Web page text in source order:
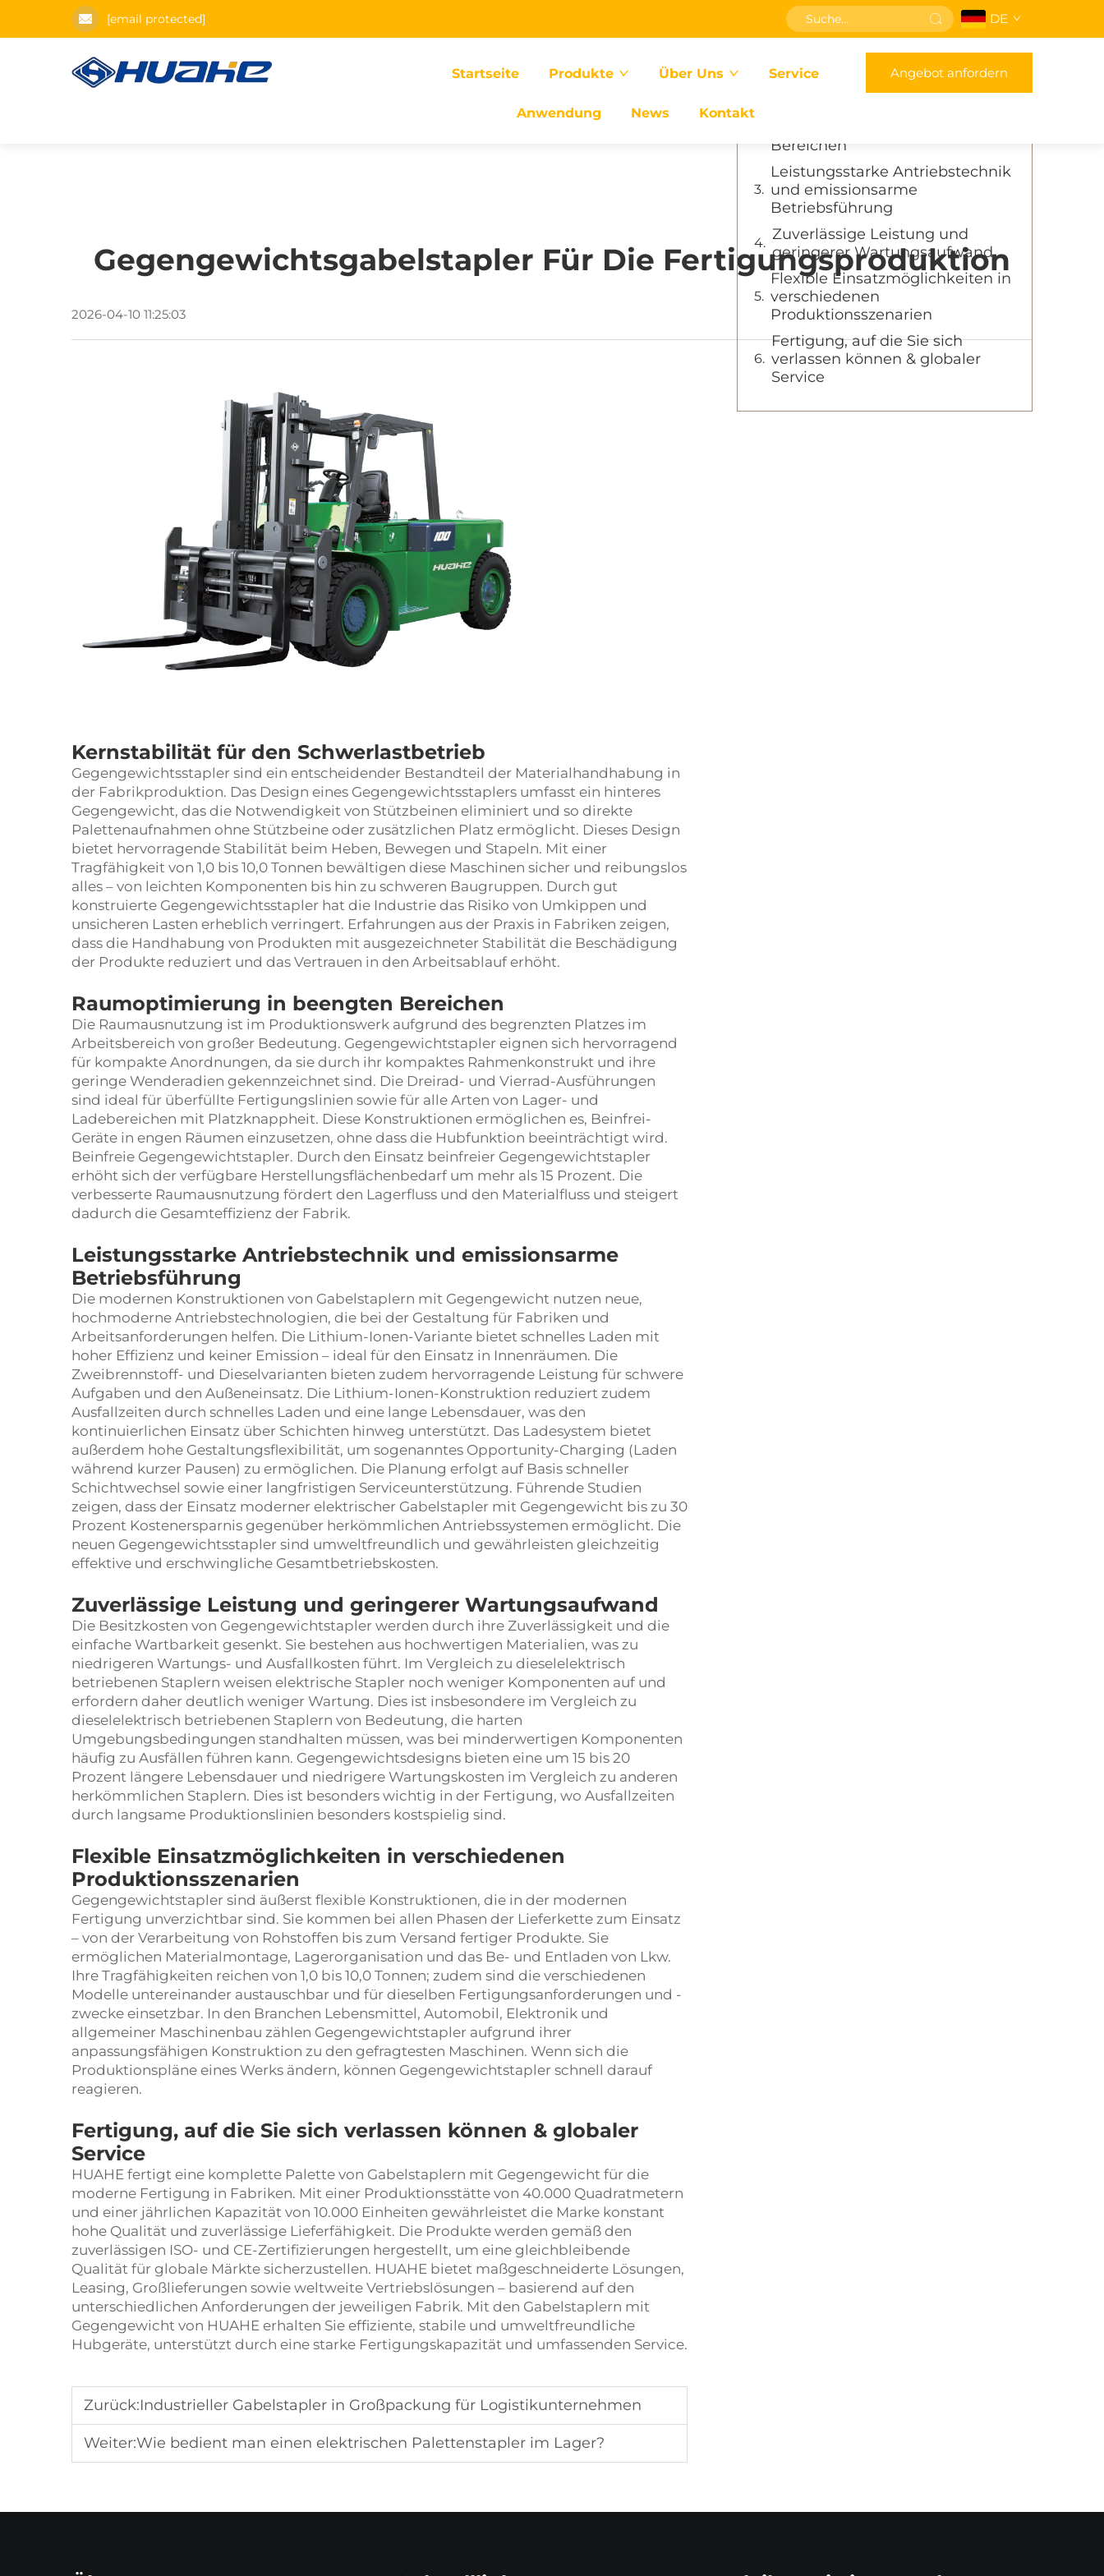
[email protected] DE
Startseite Produkte Über Uns Service
Anwendung News Kontakt
Angebot anfordern
Gegengewichtsgabelstapler Für Die Fertigungsproduktion
2026-04-10 11:25:03
Kernstabilität für den Schwerlastbetrieb
Gegengewichtsstapler sind ein entscheidender Bestandteil der Materialhandhabung in
der Fabrikproduktion. Das Design eines Gegengewichtsstaplers umfasst ein hinteres
Gegengewicht, das die Notwendigkeit von Stützbeinen eliminiert und so direkte
Palettenaufnahmen ohne Stützbeine oder zusätzlichen Platz ermöglicht. Dieses Design
bietet hervorragende Stabilität beim Heben, Bewegen und Stapeln. Mit einer
Tragfähigkeit von 1,0 bis 10,0 Tonnen bewältigen diese Maschinen sicher und reibungslos
alles – von leichten Komponenten bis hin zu schweren Baugruppen. Durch gut
konstruierte Gegengewichtsstapler hat die Industrie das Risiko von Umkippen und
unsicheren Lasten erheblich verringert. Erfahrungen aus der Praxis in Fabriken zeigen,
dass die Handhabung von Produkten mit ausgezeichneter Stabilität die Beschädigung
der Produkte reduziert und das Vertrauen in den Arbeitsablauf erhöht.
Raumoptimierung in beengten Bereichen
Die Raumausnutzung ist im Produktionswerk aufgrund des begrenzten Platzes im
Arbeitsbereich von großer Bedeutung. Gegengewichtstapler eignen sich hervorragend
für kompakte Anordnungen, da sie durch ihr kompaktes Rahmenkonstrukt und ihre
geringe Wenderadien gekennzeichnet sind. Die Dreirad- und Vierrad-Ausführungen
sind ideal für überfüllte Fertigungslinien sowie für alle Arten von Lager- und
Ladebereichen mit Platzknappheit. Diese Konstruktionen ermöglichen es, Beinfrei-
Geräte in engen Räumen einzusetzen, ohne dass die Hubfunktion beeinträchtigt wird.
Beinfreie Gegengewichtstapler. Durch den Einsatz beinfreier Gegengewichtstapler
erhöht sich der verfügbare Herstellungsflächenbedarf um mehr als 15 Prozent. Die
verbesserte Raumausnutzung fördert den Lagerfluss und den Materialfluss und steigert
dadurch die Gesamteffizienz der Fabrik.
Leistungsstarke Antriebstechnik und emissionsarme
Betriebsführung
Die modernen Konstruktionen von Gabelstaplern mit Gegengewicht nutzen neue,
hochmoderne Antriebstechnologien, die bei der Gestaltung für Fabriken und
Arbeitsanforderungen helfen. Die Lithium-Ionen-Variante bietet schnelles Laden mit
hoher Effizienz und keiner Emission – ideal für den Einsatz in Innenräumen. Die
Zweibrennstoff- und Dieselvarianten bieten zudem hervorragende Leistung für schwere
Aufgaben und den Außeneinsatz. Die Lithium-Ionen-Konstruktion reduziert zudem
Ausfallzeiten durch schnelles Laden und eine lange Lebensdauer, was den
kontinuierlichen Einsatz über Schichten hinweg unterstützt. Das Ladesystem bietet
außerdem hohe Gestaltungsflexibilität, um sogenanntes Opportunity-Charging (Laden
während kurzer Pausen) zu ermöglichen. Die Planung erfolgt auf Basis schneller
Schichtwechsel sowie einer langfristigen Serviceunterstützung. Führende Studien
zeigen, dass der Einsatz moderner elektrischer Gabelstapler mit Gegengewicht bis zu 30
Prozent Kostenersparnis gegenüber herkömmlichen Antriebssystemen ermöglicht. Die
neuen Gegengewichtsstapler sind umweltfreundlich und gewährleisten gleichzeitig
effektive und erschwingliche Gesamtbetriebskosten.
Zuverlässige Leistung und geringerer Wartungsaufwand
Die Besitzkosten von Gegengewichtstapler werden durch ihre Zuverlässigkeit und die
einfache Wartbarkeit gesenkt. Sie bestehen aus hochwertigen Materialien, was zu
niedrigeren Wartungs- und Ausfallkosten führt. Im Vergleich zu dieselelektrisch
betriebenen Staplern weisen elektrische Stapler noch weniger Komponenten auf und
erfordern daher deutlich weniger Wartung. Dies ist insbesondere im Vergleich zu
dieselelektrisch betriebenen Staplern von Bedeutung, die harten
Umgebungsbedingungen standhalten müssen, was bei minderwertigen Komponenten
häufig zu Ausfällen führen kann. Gegengewichtsdesigns bieten eine um 15 bis 20
Prozent längere Lebensdauer und niedrigere Wartungskosten im Vergleich zu anderen
herkömmlichen Staplern. Dies ist besonders wichtig in der Fertigung, wo Ausfallzeiten
durch langsame Produktionslinien besonders kostspielig sind.
Flexible Einsatzmöglichkeiten in verschiedenen
Produktionsszenarien
Gegengewichtstapler sind äußerst flexible Konstruktionen, die in der modernen
Fertigung unverzichtbar sind. Sie kommen bei allen Phasen der Lieferkette zum Einsatz
– von der Verarbeitung von Rohstoffen bis zum Versand fertiger Produkte. Sie
ermöglichen Materialmontage, Lagerorganisation und das Be- und Entladen von Lkw.
Ihre Tragfähigkeiten reichen von 1,0 bis 10,0 Tonnen; zudem sind die verschiedenen
Modelle untereinander austauschbar und für dieselben Fertigungsanforderungen und -
zwecke einsetzbar. In den Branchen Lebensmittel, Automobil, Elektronik und
allgemeiner Maschinenbau zählen Gegengewichtstapler aufgrund ihrer
anpassungsfähigen Konstruktion zu den gefragtesten Maschinen. Wenn sich die
Produktionspläne eines Werks ändern, können Gegengewichtstapler schnell darauf
reagieren.
Fertigung, auf die Sie sich verlassen können & globaler
Service
HUAHE fertigt eine komplette Palette von Gabelstaplern mit Gegengewicht für die
moderne Fertigung in Fabriken. Mit einer Produktionsstätte von 40.000 Quadratmetern
und einer jährlichen Kapazität von 10.000 Einheiten gewährleistet die Marke konstant
hohe Qualität und zuverlässige Lieferfähigkeit. Die Produkte werden gemäß den
zuverlässigen ISO- und CE-Zertifizierungen hergestellt, um eine gleichbleibende
Qualität für globale Märkte sicherzustellen. HUAHE bietet maßgeschneiderte Lösungen,
Leasing, Großlieferungen sowie weltweite Vertriebslösungen – basierend auf den
unterschiedlichen Anforderungen der jeweiligen Fabrik. Mit den Gabelstaplern mit
Gegengewicht von HUAHE erhalten Sie effiziente, stabile und umweltfreundliche
Hubgeräte, unterstützt durch eine starke Fertigungskapazität und umfassenden Service.
Zurück:Industrieller Gabelstapler in Großpackung für Logistikunternehmen
Weiter:Wie bedient man einen elektrischen Palettenstapler im Lager?
Inhaltsverzeichnis
Kernstabilität für den
Bereichen
Leistungsstarke Antriebstechnik
und emissionsarme
Betriebsführung
Zuverlässige Leistung und
geringerer Wartungsaufwand
Flexible Einsatzmöglichkeiten in
verschiedenen
Produktionsszenarien
Fertigung, auf die Sie sich
verlassen können & globaler
Service